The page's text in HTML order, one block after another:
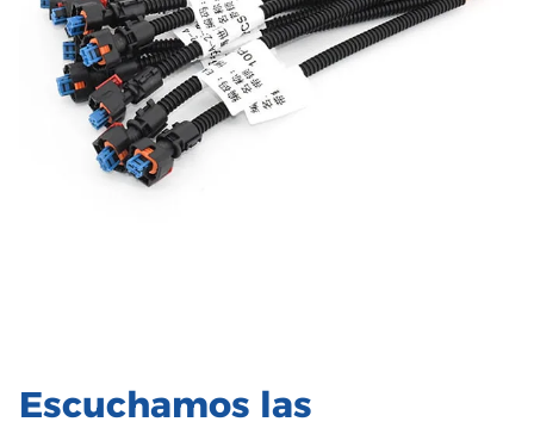
Escuchamos las